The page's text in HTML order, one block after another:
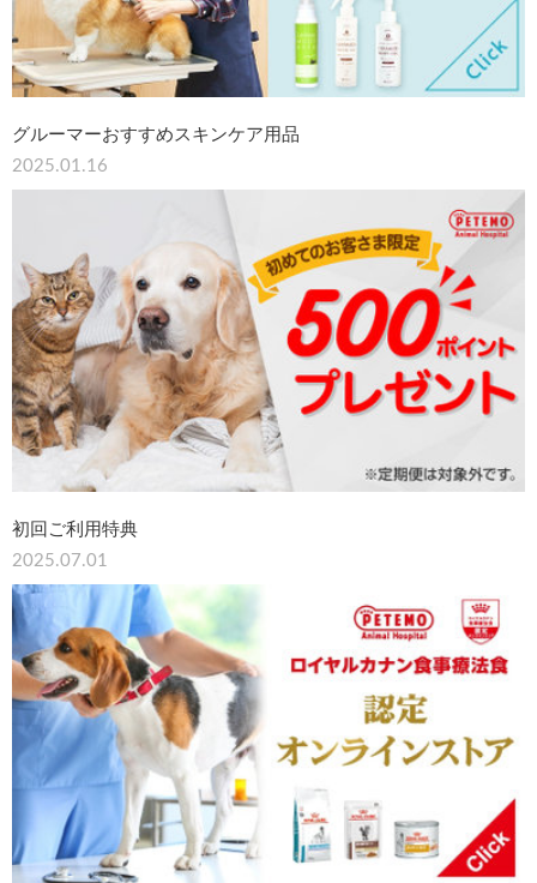
グルーマーおすすめスキンケア用品
2025.01.16
初回ご利用特典
2025.07.01